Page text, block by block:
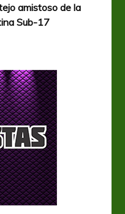
amistoso de la
Sub-17